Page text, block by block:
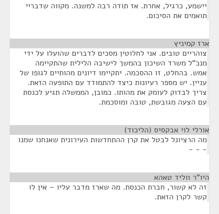
יישמע, כרגיל, אחרת. אז תודה רבה למשנה. מקווה שדבריי
תואמים את הסיכום.
ארז קמיניץ
צוהריים טובים. אני לחלוטין מסכים לדברים שהועלו על ידי
מנכ"ל משרד השיכון בהמשך לישיבה הלילית שהתקיימה
אמש. בהחלט, זו ההסכמה. יתקיימו דיונים מהותיים לגופו של
עניין. יש מספר רעיונות כיצד להתמודד עם התופעה הזאת.
צריך לבדוק לעומק את מהותו. כמובן, הממשלה תגיע לכנסת
עם הצעה מגובשת, טובה ומוסכמת.
אורלי לוי אבקסיס (הליכוד)
מה הרציונל לבטל את קרן ההתחדשות העירונית שאנחנו שמנו
- - -
היו"ר ווליד טאהא
זה לא קשור, חברת הכנסת. מה שארז מדבר עליו – אין לו
קשר לקרן הזאת.